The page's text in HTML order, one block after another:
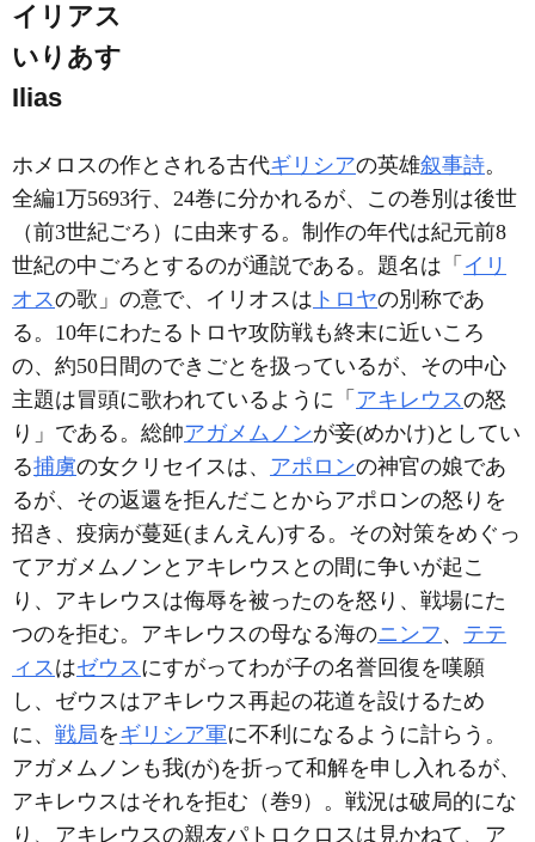
イリアス
いりあす
Ilias
ホメロスの作とされる古代ギリシアの英雄叙事詩。
全編1万5693行、24巻に分かれるが、この巻別は後世
（前3世紀ごろ）に由来する。制作の年代は紀元前8
世紀の中ごろとするのが通説である。題名は「 イリ
オスの歌」の意で、イリオスは トロヤの別称であ
る。10年にわたるトロヤ攻防戦も終末に近いころ
の、約50日間のできごとを扱っているが、その中心
主題は冒頭に歌われているように「 アキレウスの怒
り」である。総帥アガメムノンが妾(めかけ)としてい
る捕虜の女クリセイスは、 アポロンの神官の娘であ
るが、その返還を拒んだことからアポロンの怒りを
招き、疫病が蔓延(まんえん)する。その対策をめぐっ
てアガメムノンとアキレウスとの間に争いが起こ
り、アキレウスは侮辱を被ったのを怒り、戦場にた
つのを拒む。アキレウスの母なる海のニンフ 、 テテ
ィスはゼウスにすがってわが子の名誉回復を嘆願
し、ゼウスはアキレウス再起の花道を設けるため
に、 戦局をギリシア軍に不利になるように計らう。
アガメムノンも我(が)を折って和解を申し入れるが、
アキレウスはそれを拒む（巻9）。戦況は破局的にな
り、アキレウスの親友パトロクロスは見かねて、ア